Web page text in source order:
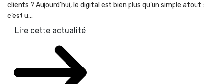
clients ? Aujourd’hui, le digital est bien plus qu’un simple atout :
c’est u...
Lire cette actualité